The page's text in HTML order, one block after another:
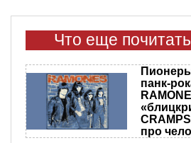
Что еще
панк-
про